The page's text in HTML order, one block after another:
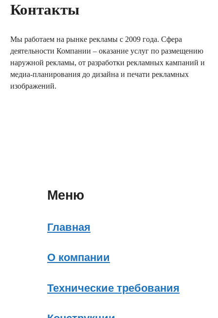
Контакты
Мы работаем на рынке рекламы с 2009 года. Сфера
деятельности Компании – оказание услуг по размещению
наружной рекламы, от разработки рекламных кампаний и
медиа-планирования до дизайна и печати рекламных
изображений.
Меню
Главная
О компании
Технические требования